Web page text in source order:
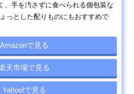
、手を汚さずに食べられる個包装な
っとした配りものにもおすすめで
Amazonで見る
天市場で見る
Yahoo!で見る